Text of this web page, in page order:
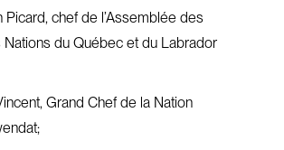
Picard, chef de l’Assemblée des
Nations du Québec et du Labrador
Grand Chef de la Nation